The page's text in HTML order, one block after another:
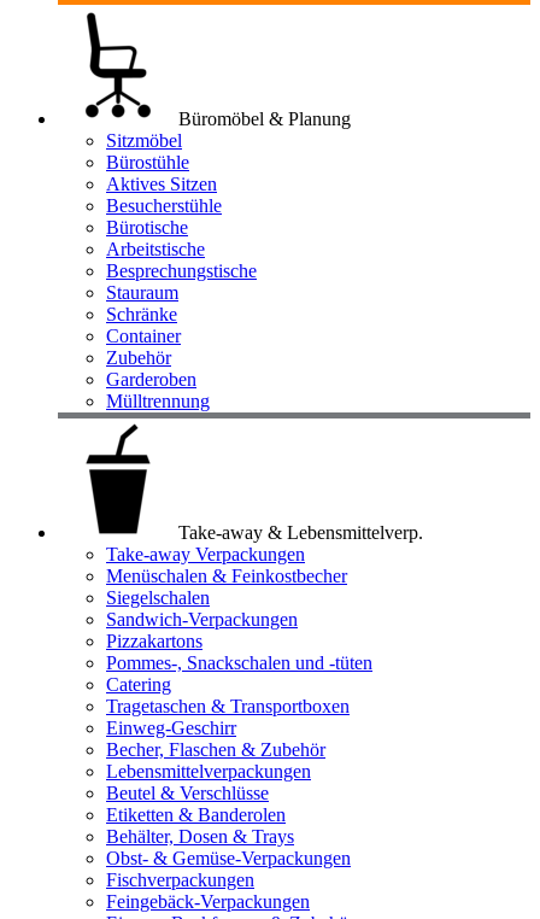
Büromöbel & Planung
Sitzmöbel
Bürostühle
Aktives Sitzen
Besucherstühle
Bürotische
Arbeitstische
Besprechungstische
Stauraum
Schränke
Container
Zubehör
Garderoben
Mülltrennung
Take-away & Lebensmittelverp.
Take-away Verpackungen
Menüschalen & Feinkostbecher
Siegelschalen
Sandwich-Verpackungen
Pizzakartons
Pommes-, Snackschalen und -tüten
Catering
Tragetaschen & Transportboxen
Einweg-Geschirr
Becher, Flaschen & Zubehör
Lebensmittelverpackungen
Beutel & Verschlüsse
Etiketten & Banderolen
Behälter, Dosen & Trays
Obst- & Gemüse-Verpackungen
Fischverpackungen
Feingebäck-Verpackungen